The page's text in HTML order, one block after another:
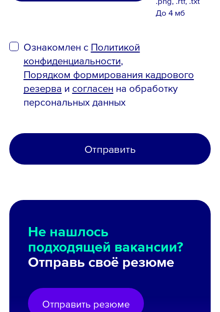
До 4 мб
Ознакомлен с Политикой
конфиденциальности,
Порядком формирования кадрового
резерва и согласен на обработку
персональных данных
Отправить
Не нашлось
подходящей вакансии?
Отправь своё резюме
Отправить резюме